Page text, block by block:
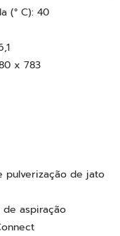
(° C): 40
x 783
pulverização de jato
aspiração